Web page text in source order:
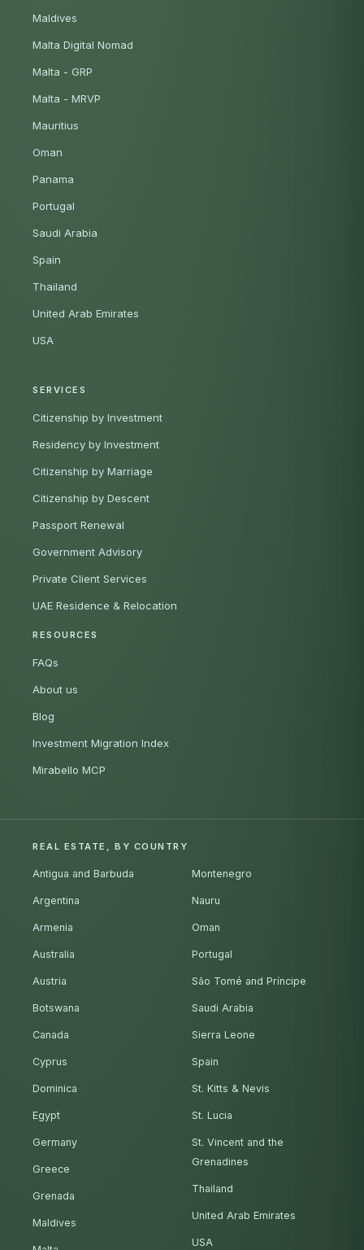
Maldives
Malta Digital Nomad
Malta - GRP
Malta - MRVP
Mauritius
Oman
Panama
Portugal
Saudi Arabia
Spain
Thailand
United Arab Emirates
USA
SERVICES
Citizenship by Investment
Residency by Investment
Citizenship by Marriage
Citizenship by Descent
Passport Renewal
Government Advisory
Private Client Services
UAE Residence & Relocation
RESOURCES
FAQs
About us
Blog
Investment Migration Index
Mirabello MCP
REAL ESTATE, BY COUNTRY
Antigua and Barbuda
Argentina
Armenia
Australia
Austria
Botswana
Canada
Cyprus
Dominica
Egypt
Germany
Greece
Grenada
Maldives
Montenegro
Nauru
Oman
Portugal
São Tomé and Príncipe
Saudi Arabia
Sierra Leone
Spain
St. Kitts & Nevis
St. Lucia
St. Vincent and the
Grenadines
Thailand
United Arab Emirates
USA